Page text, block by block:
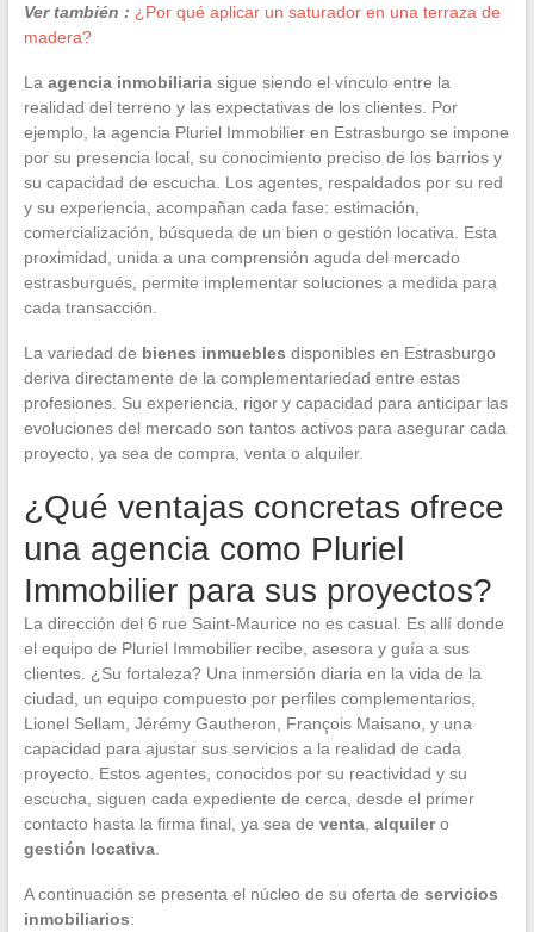
Ver también : ¿Por qué aplicar un saturador en una terraza de
madera?
La agencia inmobiliariasigue siendo el vínculo entre la
realidad del terreno y las expectativas de los clientes. Por
ejemplo, la agencia Pluriel Immobilier en Estrasburgo se impone
por su presencia local, su conocimiento preciso de los barrios y
su capacidad de escucha. Los agentes, respaldados por su red
y su experiencia, acompañan cada fase: estimación,
comercialización, búsqueda de un bien o gestión locativa. Esta
proximidad, unida a una comprensión aguda del mercado
estrasburgués, permite implementar soluciones a medida para
cada transacción.
La variedad de bienes inmuebles disponibles en Estrasburgo
deriva directamente de la complementariedad entre estas
profesiones. Su experiencia, rigor y capacidad para anticipar las
evoluciones del mercado son tantos activos para asegurar cada
proyecto, ya sea de compra, venta o alquiler.
¿Qué ventajas concretas ofrece
una agencia como Pluriel
Immobilier para sus proyectos?
La dirección del 6 rue Saint-Maurice no es casual. Es allí donde
el equipo de Pluriel Immobilier recibe, asesora y guía a sus
clientes. ¿Su fortaleza? Una inmersión diaria en la vida de la
ciudad, un equipo compuesto por perfiles complementarios,
Lionel Sellam, Jérémy Gautheron, François Maisano, y una
capacidad para ajustar sus servicios a la realidad de cada
proyecto. Estos agentes, conocidos por su reactividad y su
escucha, siguen cada expediente de cerca, desde el primer
contacto hasta la firma final, ya sea de venta, alquilero
gestión locativa.
A continuación se presenta el núcleo de su oferta de servicios
inmobiliarios: